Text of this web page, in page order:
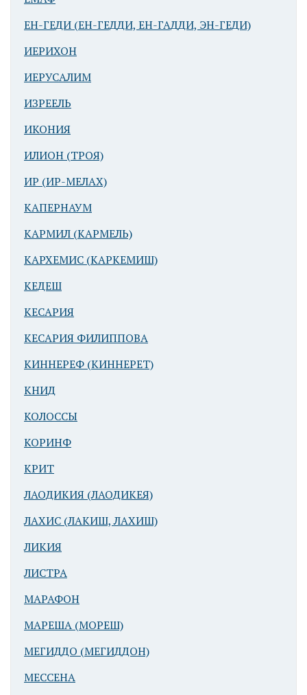
ЕН-ГЕДИ (ЕН-ГЕДДИ, ЕН-ГАДДИ, ЭН-ГЕДИ)
ИЕРИХОН
ИЕРУСАЛИМ
ИЗРЕЕЛЬ
ИКОНИЯ
ИЛИОН (ТРОЯ)
ИР (ИР-МЕЛАХ)
КАПЕРНАУМ
КАРМИЛ (КАРМЕЛЬ)
КАРХЕМИС (КАРКЕМИШ)
КЕДЕШ
КЕСАРИЯ
КЕСАРИЯ ФИЛИППОВА
КИННЕРЕФ (КИННЕРЕТ)
КНИД
КОЛОССЫ
КОРИНФ
КРИТ
ЛАОДИКИЯ (ЛАОДИКЕЯ)
ЛАХИС (ЛАКИШ, ЛАХИШ)
ЛИКИЯ
ЛИСТРА
МАРАФОН
МАРЕША (МОРЕШ)
МЕГИДДО (МЕГИДДОН)
МЕССЕНА